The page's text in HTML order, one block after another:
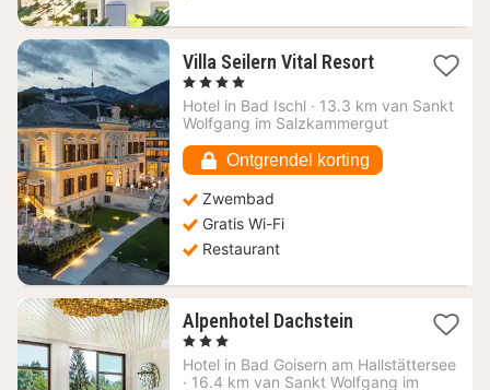
Villa Seilern Vital Resort1
vanaf
221,72
, 4 Sterren
Hotel in Bad Ischl · 13.3 km van Sankt
Wolfgang im Salzkammergut
Ontgrendel korting
Zwembad
Gratis Wi-Fi
Restaurant
Alpenhotel Dachstein1
vanaf
250
, 3 Sterren
Hotel in Bad Goisern am Hallstättersee
· 16.4 km van Sankt Wolfgang im